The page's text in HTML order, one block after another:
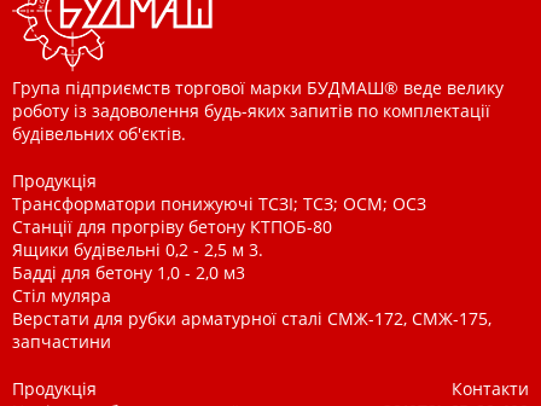
Група підприємств торгової марки БУДМАШ® веде велику
роботу із задоволення будь-яких запитів по комплектації
будівельних об'єктів.
Продукція
Трансформатори понижуючі ТСЗІ; ТСЗ; ОСМ; ОСЗ
Станції для прогріву бетону КТПОБ-80
Ящики будівельні 0,2 - 2,5 м 3.
Бадді для бетону 1,0 - 2,0 м3
Стіл муляра
Верстати для рубки арматурної сталі СМЖ-172, СМЖ-175,
запчастини
Продукція
Контакти